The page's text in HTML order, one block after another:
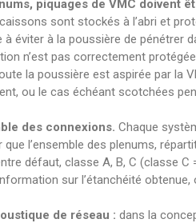
piquages de VMC doivent
sont stockés à l’abri et
éviter à la poussière de pénétrer
n’est pas correctement
la poussière est aspirée par la
ou le cas échéant scotchées
des connexions. Chaque
que l’ensemble des plenums,
défaut, classe A, B, C (classe
sur l’étanchéité
de réseau : dans la